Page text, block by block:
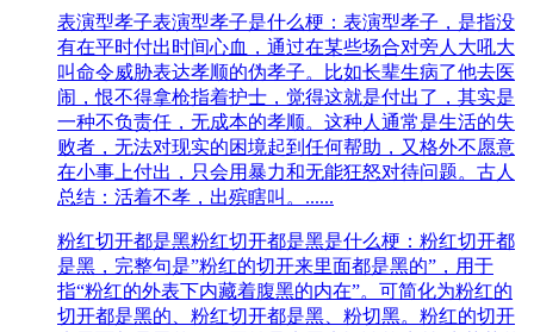
表演型孝子表演型孝子是什么梗：表演型孝子，是指没
有在平时付出时间心血，通过在某些场合对旁人大吼大
叫命令威胁表达孝顺的伪孝子。比如长辈生病了他去医
闹，恨不得拿枪指着护士，觉得这就是付出了，其实是
一种不负责任，无成本的孝顺。这种人通常是生活的失
败者，无法对现实的困境起到任何帮助，又格外不愿意
在小事上付出，只会用暴力和无能狂怒对待问题。古人
总结：活着不孝，出殡瞎叫。......
粉红切开都是黑粉红切开都是黑是什么梗：粉红切开都
是黑，完整句是”粉红的切开来里面都是黑的”，用于
指“粉红的外表下内藏着腹黑的内在”。可简化为粉红的
切开都是黑的、粉红切开都是黑、粉切黑。粉红的切开